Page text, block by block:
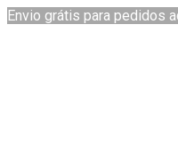
Envio grátis para pedidos